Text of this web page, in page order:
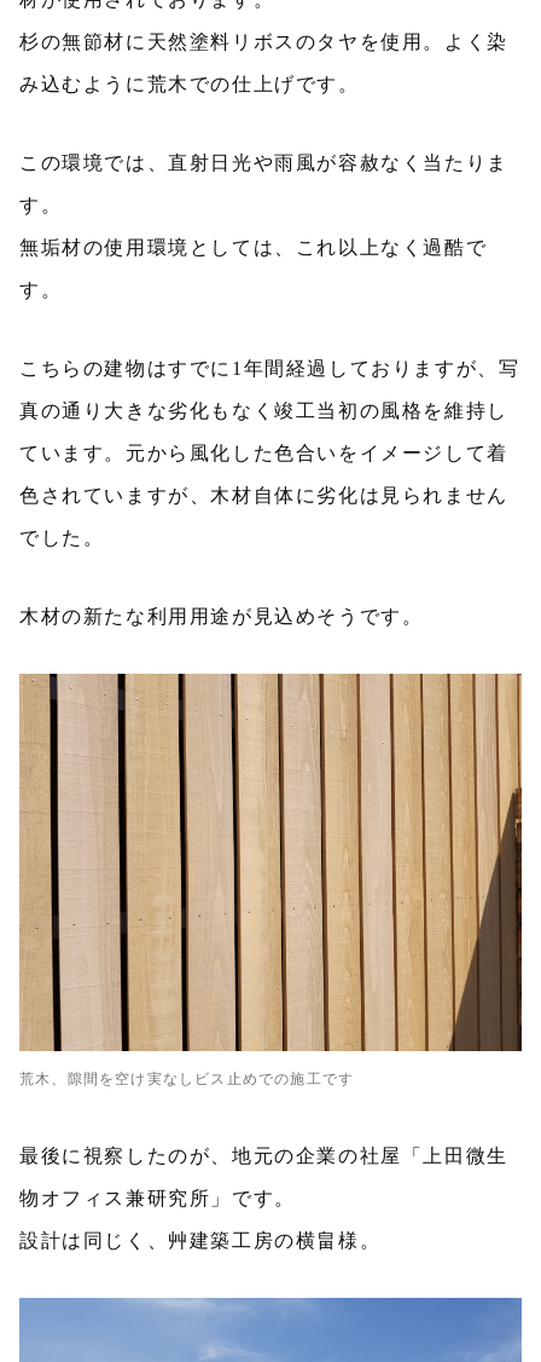
杉の無節材に天然塗料リボスのタヤを使用。よく染
み込むように荒木での仕上げです。
この環境では、直射日光や雨風が容赦なく当たりま
す。
無垢材の使用環境としては、これ以上なく過酷で
す。
こちらの建物はすでに1年間経過しておりますが、写
真の通り大きな劣化もなく竣工当初の風格を維持し
ています。元から風化した色合いをイメージして着
色されていますが、木材自体に劣化は見られません
でした。
木材の新たな利用用途が見込めそうです。
荒木、隙間を空け実なしビス止めでの施工です
最後に視察したのが、地元の企業の社屋「上田微生
物オフィス兼研究所」です。
設計は同じく、艸建築工房の横畠様。